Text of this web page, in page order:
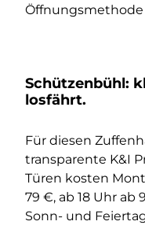
Schützenbühl:
losfährt.
Für diesen
transparente K&I
Türen kosten
79 €, ab 18 Uhr ab
Sonn- und